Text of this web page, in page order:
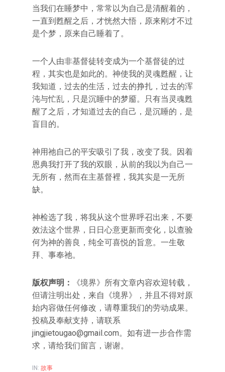
当我们在睡梦中，常常以为自己是清醒着的，
一直到甦醒之后，才恍然大悟，原来刚才不过
是个梦，原来自己睡着了。
一个人由非基督徒转变成为一个基督徒的过
程，其实也是如此的。神使我的灵魂甦醒，让
我知道，过去的生活，过去的挣扎，过去的浑
沌与忙乱，只是沉睡中的梦靥。只有当灵魂甦
醒了之后，才知道过去的自己，是沉睡的，是
盲目的。
神用祂自己的平安吸引了我，改变了我。因着
恩典我打开了我的双眼，从前的我以为自己一
无所有，然而在主基督裡，我其实是一无所
缺。
神检选了我，将我从这个世界呼召出来，不要
效法这个世界，日日心意更新而变化，以查验
何为神的善良，纯全可喜悦的旨意。一生敬
拜、事奉祂。
版权声明：
《境界》所有文章内容欢迎转载，
但请注明出处，来自《境界》，并且不得对原
始内容做任何修改，请尊重我们的劳动成果。
投稿及奉献支持，请联系
jingjietougao@gmail.com。如有进一步合作需
求，请给我们留言，谢谢。
IN: 故事